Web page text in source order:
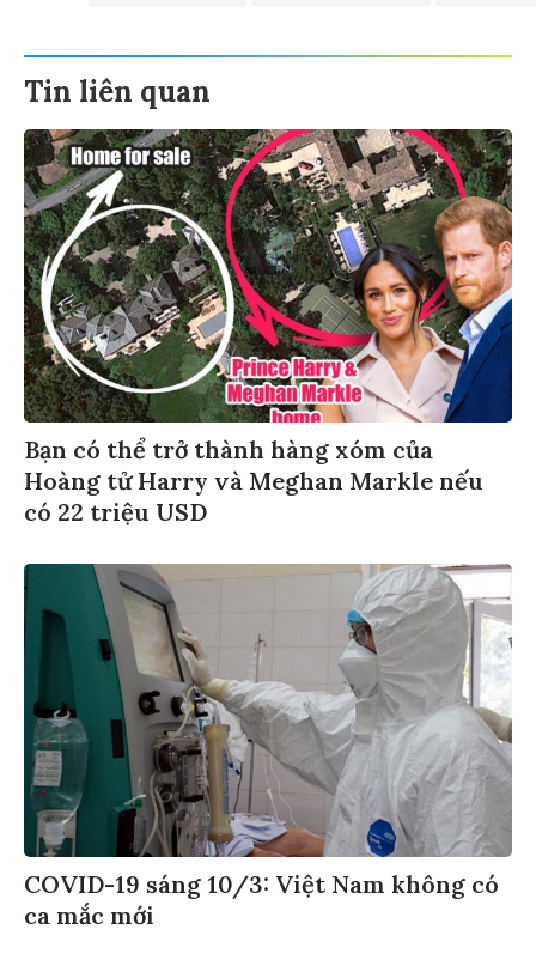
Tin liên quan
Bạn có thể trở thành hàng xóm của
Hoàng tử Harry và Meghan Markle nếu
có 22 triệu USD
COVID-19 sáng 10/3: Việt Nam không có
ca mắc mới